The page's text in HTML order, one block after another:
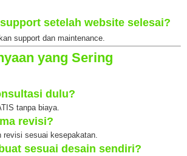
setelah website selesai?
support dan maintenance.
yang Sering
dulu?
tanpa biaya.
revisi?
revisi sesuai kesepakatan.
sesuai desain sendiri?